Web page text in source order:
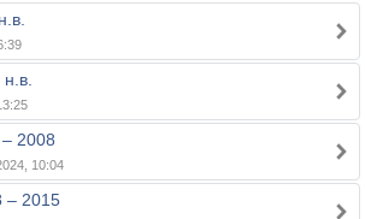
2008
10:04
– 2015